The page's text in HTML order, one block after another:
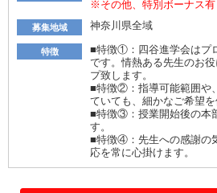
※その他、特別ボーナス有
募集地域 神奈川県全域
特徴
■特徴①：四谷進学会はプ
です。情熱ある先生のお
プ致します。
■特徴②：指導可能範囲や
ていても、細かなご希望を
■特徴③：授業開始後の本
す。
■特徴④：先生への感謝の
応を常に心掛けます。